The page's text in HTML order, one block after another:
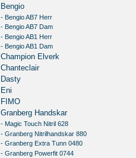
Bengio
- Bengio AB7 Herr
- Bengio AB7 Dam
- Bengio AB1 Herr
- Bengio AB1 Dam
Champion Elverk
Chanteclair
Dasty
Eni
FIMO
Granberg Handskar
- Magic Touch Nitril 628
- Granberg Nitrilhandskar 880
- Granberg Extra Tunn 0480
- Granberg Powerfit 0744